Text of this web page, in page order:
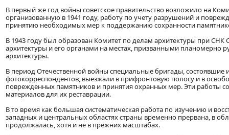
В первый же год войны советское правительство возложило на
организованную в 1941 году, работу по учету разрушений и
принятию необходимых мер к поддержанию сохранности
В 1943 году был образован Комитет по делам архитектуры при
архитектуры и его органами на местах, призванными планомерно
архитектуры.
В период Отечественной войны специальные бригады, состоявшие
фотокорреспондентов, выезжали в прифронтовую полосу и в
поврежденных памятников и принятия охранных мер. Эти работы
материалов для их реставрации.
В то время как большая систематическая работа по изучению и
западных и центральных областях страны временно прервана, в
продолжалась, хотя и не в прежних масштабах.